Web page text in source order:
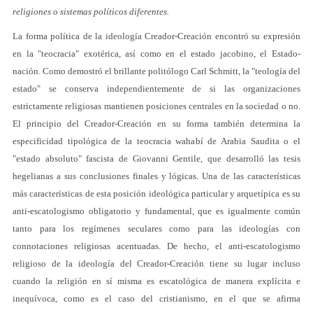
religiones o sistemas políticos diferentes.
La forma política de la ideología Creador-Creación encontró su expresión
en la "teocracia" exotérica, así como en el estado jacobino, el Estado-
nación. Como demostró el brillante politólogo Carl Schmitt, la "teología del
estado" se conserva independientemente de si las organizaciones
estrictamente religiosas mantienen posiciones centrales en la sociedad o no.
El principio del Creador-Creación en su forma también determina la
especificidad tipológica de la teocracia wahabí de Arabia Saudita o el
"estado absoluto" fascista de Giovanni Gentile, que desarrolló las tesis
hegelianas a sus conclusiones finales y lógicas. Una de las características
más características de esta posición ideológica particular y arquetípica es su
anti-escatologismo obligatorio y fundamental, que es igualmente común
tanto para los regímenes seculares como para las ideologías con
connotaciones religiosas acentuadas. De hecho, el anti-escatologismo
religioso de la ideología del Creador-Creación tiene su lugar incluso
cuando la religión en sí misma es escatológica de manera explícita e
inequívoca, como es el caso del cristianismo, en el que se afirma